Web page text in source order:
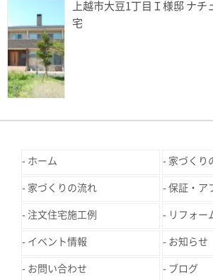
上越市大豆1丁目Ｉ様邸 ナチ
宅
ホーム 家づくり
家づくりの流れ 保証・ア
注文住宅施工例 リフォー
イベント情報 お知らせ
お問い合わせ ブログ